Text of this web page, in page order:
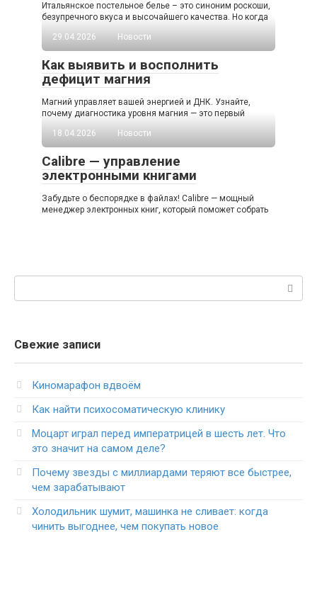
Итальянское постельное белье – это синоним роскоши,
безупречного вкуса и высочайшего качества. Но когда
29.04.2026
Новости
Как выявить и восполнить
дефицит магния
Магний управляет вашей энергией и ДНК. Узнайте,
почему диагностика уровня магния — это первый
18.04.2026
Новости
Calibre — управление
электронными книгами
Забудьте о беспорядке в файлах! Calibre — мощный
менеджер электронных книг, который поможет собрать
Свежие записи
Киномарафон вдвоём
Как найти психосоматическую клинику
Моцарт играл перед императрицей в шесть лет. Что
это значит на самом деле?
Почему звезды с миллиардами теряют все быстрее,
чем зарабатывают
Холодильник шумит, машинка не сливает: когда
чинить выгоднее, чем покупать новое